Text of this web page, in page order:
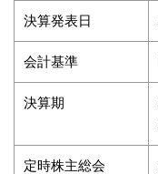
決算発表日
会計基準
決算期
定時株主総会